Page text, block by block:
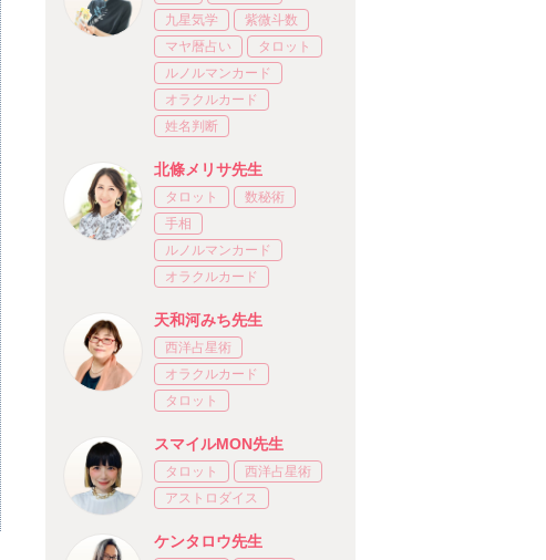
九星気学
紫微斗数
マヤ暦占い
タロット
ルノルマンカード
オラクルカード
姓名判断
北條メリサ先生
タロット
数秘術
手相
ルノルマンカード
オラクルカード
天和河みち先生
西洋占星術
オラクルカード
タロット
スマイルMON先生
タロット
西洋占星術
アストロダイス
ケンタロウ先生